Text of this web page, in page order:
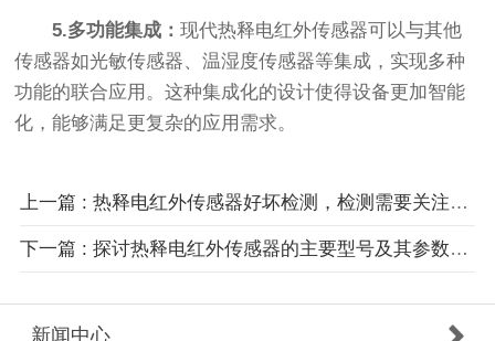
5.多功能集成：现代热释电红外传感器可以与其他
传感器如光敏传感器、温湿度传感器等集成，实现多种
功能的联合应用。这种集成化的设计使得设备更加智能
化，能够满足更复杂的应用需求。
上一篇 : 热释电红外传感器好坏检测，检测需要关注哪些关键方面？
下一篇 : 探讨热释电红外传感器的主要型号及其参数特点是什么？
新闻中心